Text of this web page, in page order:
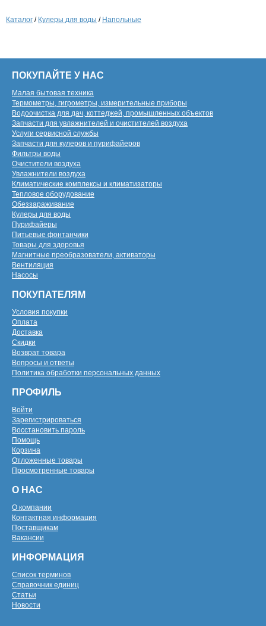
Каталог / Кулеры для воды / Напольные
ПОКУПАЙТЕ У НАС
Малая бытовая техника
Термометры, гигрометры, измерительные приборы
Водоочистка для дач, коттеджей, промышленных объектов
Запчасти для увлажнителей и очистителей воздуха
Услуги сервисной службы
Запчасти для кулеров и пурифайеров
Фильтры воды
Очистители воздуха
Увлажнители воздуха
Климатические комплексы и климатизаторы
Тепловое оборудование
Обеззараживание
Кулеры для воды
Пурифайеры
Питьевые фонтанчики
Товары для здоровья
Магнитные преобразователи, активаторы
Вентиляция
Насосы
ПОКУПАТЕЛЯМ
Условия покупки
Оплата
Доставка
Скидки
Возврат товара
Вопросы и ответы
Политика обработки персональных данных
ПРОФИЛЬ
Войти
Зарегистрироваться
Восстановить пароль
Помощь
Корзина
Отложенные товары
Просмотренные товары
О НАС
О компании
Контактная информация
Поставщикам
Вакансии
ИНФОРМАЦИЯ
Список терминов
Справочник единиц
Статьи
Новости